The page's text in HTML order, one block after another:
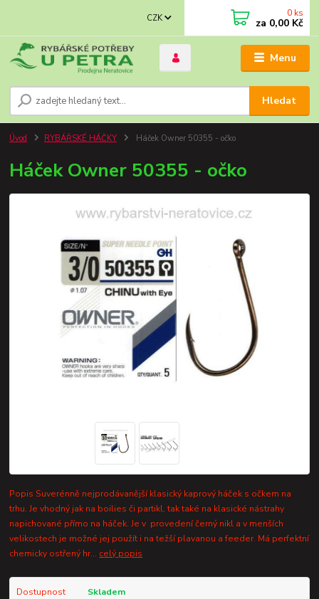
Menu
CZK
Hledat
0 ks
za 0,00 Kč
Úvod RYBÁŘSKÉ HÁČKY Háček Owner 50355 - očko
Háček Owner 50355 - očko
Popis Suverénně nejprodávanější klasický kaprový háček s očkem na
trhu. Je vhodný jak na boilies či partikl, tak také na klasické nástrahy
napichované přímo na háček. Je v provedení černý nikl a v menších
velikostech je možné jej použít i na težší plavanou a feeder. Má perfektní
chemicky ostřený hr... celý popis
Dostupnost
Skladem